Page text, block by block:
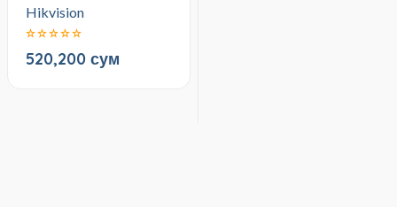
Hikvision
520,200 сум